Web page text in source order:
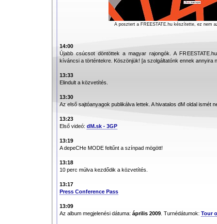
A posztert a FREESTATE.hu készítette, ez nem
14:00
Újabb csúcsot döntöttek a magyar rajongók. A
kíváncsi a történtekre. Köszönjük! [a szolgáltatónk ennek annyira
13:33
Elindult a közvetítés.
13:30
Az első sajtóanyagok publikálva lettek. A hivatalos dM oldal ismét
13:23
Első videó: dM.sk - 3GP
13:19
A depeCHe MODE feltűnt a színpad mögött!
13:18
10 perc múlva kezdődik a közvetítés.
13:17
Press Conference Pass
13:09
Az album megjelenési dátuma: április 2009 . Turnédátumok: Tour